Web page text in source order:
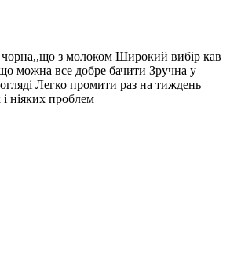
з молоком Широкий вибір кав
можна все добре бачити Зручна у
Легко промити раз на тиждень
ніяких проблем